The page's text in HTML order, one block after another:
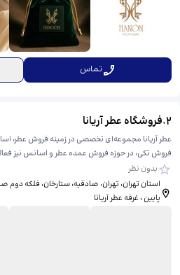
تماس
2
.فروشگاه عطر آریانا
عطر آریانا مجموعه‌ای تخصصی در زمینه فروش عطر،
فروش تکی، در حوزه فروش عمده عطر و اسانس نیز
بدون نظر
استان تهران، تهران، صادقیه، ستارخان، ​فلکه
پایین ، غرفه عطر آریانا